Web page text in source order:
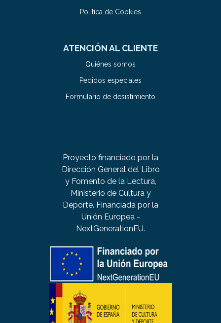
Política de Cookies
ATENCIÓN AL CLIENTE
Quiénes somos
Pedidos especiales
Formulario de desistimiento
Proyecto financiado por la
Dirección General del Libro
y Fomento de la Lectura,
Ministerio de Cultura y
Deporte. Financiada por la
Unión Europea -
NextGenerationEU.